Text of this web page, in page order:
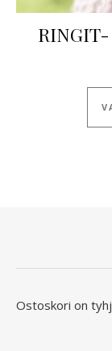
Ostoskori on